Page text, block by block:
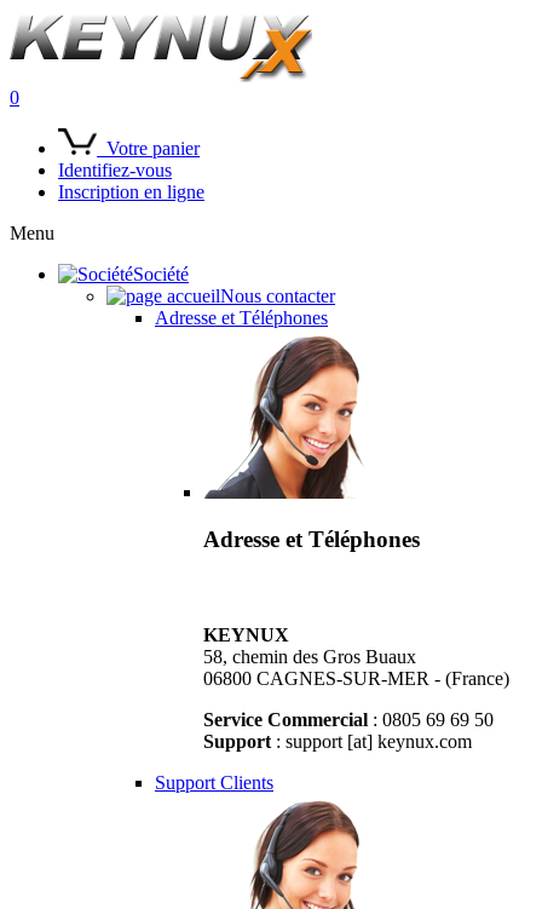
0
Votre panier
Identifiez-vous
Inscription en ligne
Menu
Société
Nous contacter
Adresse et Téléphones
Adresse et Téléphones
KEYNUX
58, chemin des Gros Buaux
06800 CAGNES-SUR-MER - (France)
Service Commercial : 0805 69 69 50
Support : support [at] keynux.com
Support Clients